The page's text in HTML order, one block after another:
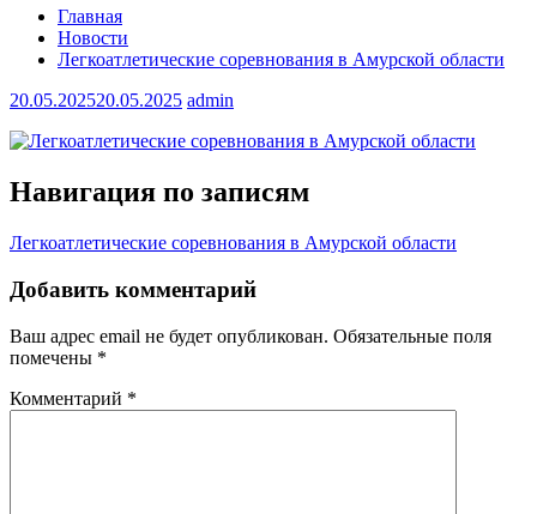
Главная
Новости
Легкоатлетические соревнования в Амурской области
20.05.202520.05.2025 admin
Навигация по записям
Легкоатлетические соревнования в Амурской области
Добавить комментарий
Ваш адрес email не будет опубликован. Обязательные поля
помечены *
Комментарий *